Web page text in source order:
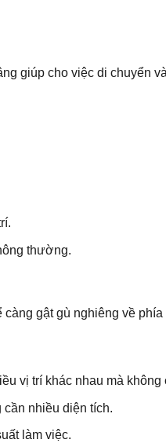
giúp cho việc di chuyển
thường.
gật gù nghiêng về
vị trí khác nhau mà
cần nhiều diện tích.
làm việc.